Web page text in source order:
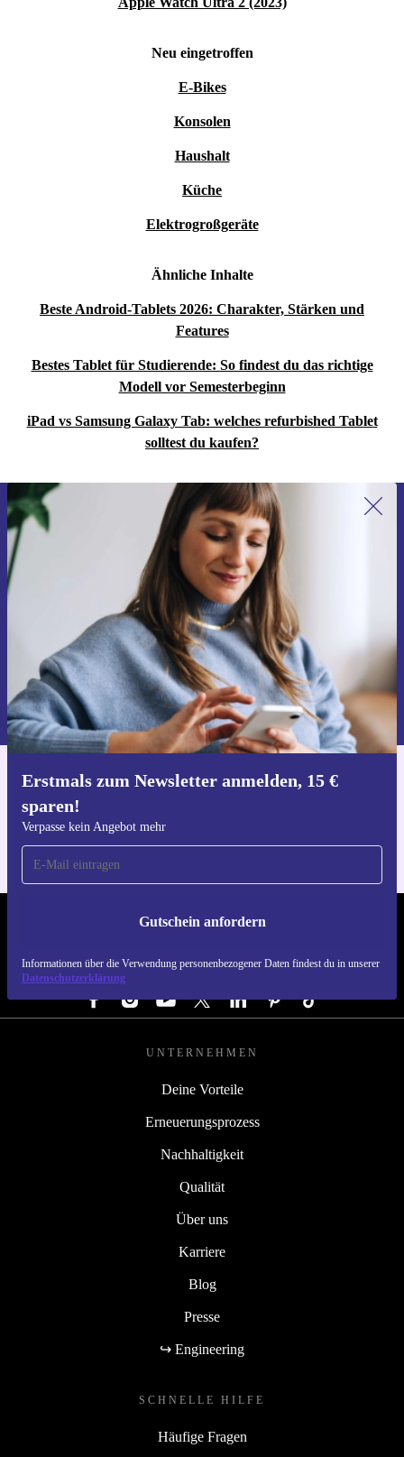
Neu eingetroffen
E-Bikes
Konsolen
Haushalt
Küche
Elektrogroßgeräte
Ähnliche Inhalte
Beste Android-Tablets 2026: Charakter, Stärken und
Features
Bestes Tablet für Studierende: So findest du das richtige
Modell vor Semesterbeginn
iPad vs Samsung Galaxy Tab: welches refurbished Tablet
solltest du kaufen?
Erstmals zum Newsletter anmelden, 15 €
sparen!
Verpasse kein Angebot mehr
Gutschein anfordern
Informationen über die Verwendung personenbezogener Daten findest du in unserer
Datenschutzerklärung
Erstmals zum Newsletter anmelden,
15 € sparen!
Verpasse kein Angebot mehr.
Gutschein anfordern
Informationen über die Verwendung personenbezogener Daten findest
du in unserer
Datenschutzerklärung.
Hol dir die refurbed-App
REFURBED DEUTSCHLAND - RETHINK NEW.
FOLGE UNS
UNTERNEHMEN
Deine Vorteile
Erneuerungsprozess
Nachhaltigkeit
Qualität
Über uns
Karriere
Blog
Presse
↪ Engineering
SCHNELLE HILFE
Häufige Fragen